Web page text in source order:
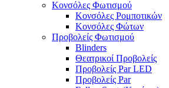
Κονσόλες Φωτισμού
Κονσόλες Ρομποτικών
Κονσόλες Φώτων
Προβολείς Φωτισμού
Blinders
Θεατρικοί Προβολείς
Προβολείς Par LED
Προβολείς Par